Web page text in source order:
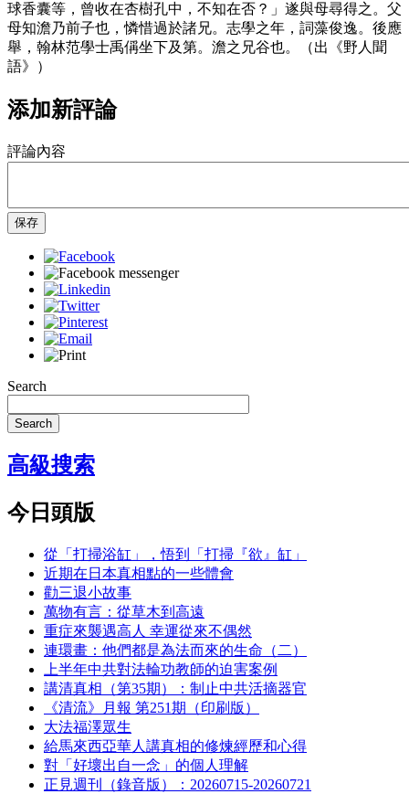
球香囊等，曾收在杏樹孔中，不知在否？」遂與母尋得之。父
母知澹乃前子也，憐惜過於諸兄。志學之年，詞藻俊逸。後應
舉，翰林范學士禹偁坐下及第。澹之兄谷也。（出《野人聞
語》）
添加新評論
評論內容
保存
Search
Search
高級搜索
今日頭版
從「打掃浴缸」，悟到「打掃『欲』缸」
近期在日本真相點的一些體會
勸三退小故事
萬物有言：從草木到高遠
重症來襲遇高人 幸運從來不偶然
連環畫：他們都是為法而來的生命（二）
上半年中共對法輪功教師的迫害案例
講清真相（第35期）：制止中共活摘器官
《清流》月報 第251期（印刷版）
大法福澤眾生
給馬來西亞華人講真相的修煉經歷和心得
對「好壞出自一念」的個人理解
正見週刊（錄音版）：20260715-20260721